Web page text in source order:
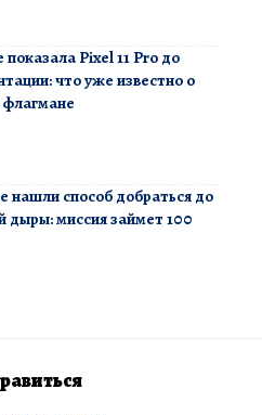
показала Pixel 11 Pro до
что уже известно о
нашли способ добраться до
дыры: миссия займет 100